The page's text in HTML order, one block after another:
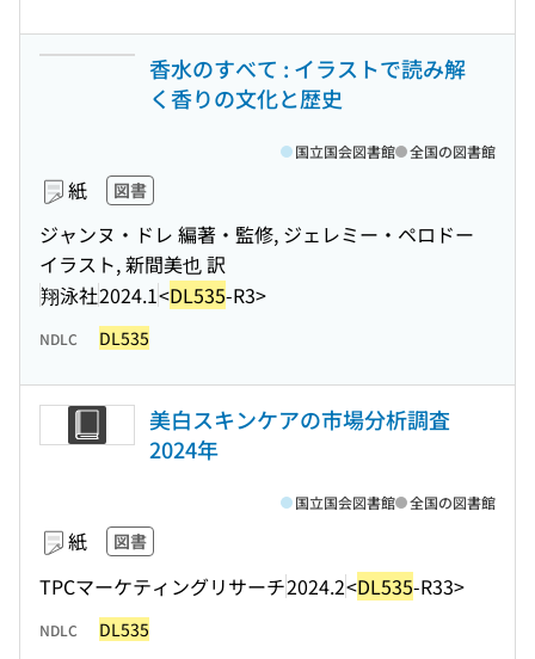
香水のすべて : イラストで読み解
く香りの文化と歴史
紙 図書
ジャンヌ・ドレ 編著・監修, ジェレミー・ペロドー
イラスト, 新間美也 訳
翔泳社2024.1<DL535-R3>
国立国会図書館 全国の図書館
NDLC DL535
美白スキンケアの市場分析調査
2024年
紙 図書
TPCマーケティングリサーチ2024.2<DL535-R33>
国立国会図書館 全国の図書館
NDLC DL535